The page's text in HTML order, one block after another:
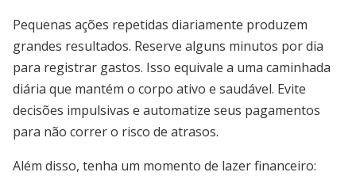
Pequenas ações repetidas diariamente produzem
grandes resultados. Reserve alguns minutos por dia
para registrar gastos. Isso equivale a uma caminhada
diária que mantém o corpo ativo e saudável. Evite
decisões impulsivas e automatize seus pagamentos
para não correr o risco de atrasos.
Além disso, tenha um momento de lazer financeiro: